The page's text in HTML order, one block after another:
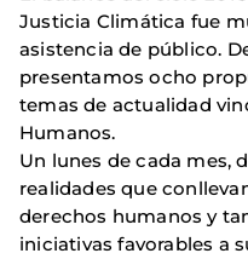
Justicia Climática fue
asistencia de público.
presentamos ocho
temas de actualidad
Humanos.
Un lunes de cada mes,
realidades que
derechos humanos y
iniciativas favorables a